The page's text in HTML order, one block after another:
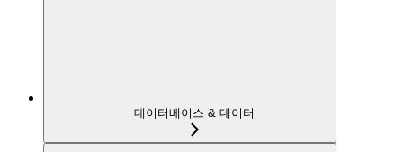
데이터베이스 & 데이터